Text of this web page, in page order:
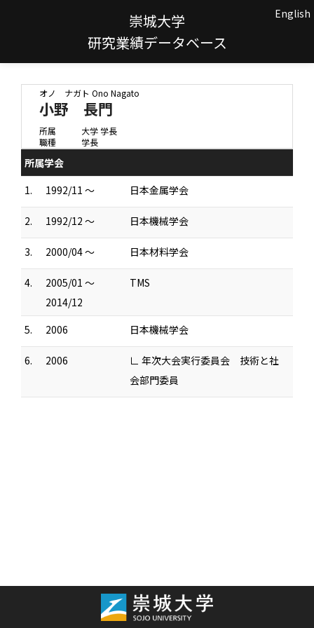
崇城大学
研究業績データベース
English
オノ ナガト Ono Nagato
小野 長門
所属
大学 学長
職種
学長
所属学会
1.
1992/11 ～ 日本金属学会
2. 1992/12 ～ 日本機械学会
3. 2000/04 ～ 日本材料学会
4.
2005/01 ～
2014/12
TMS
5. 2006 日本機械学会
6. 2006
∟ 年次大会実行委員会 技術と社
会部門委員